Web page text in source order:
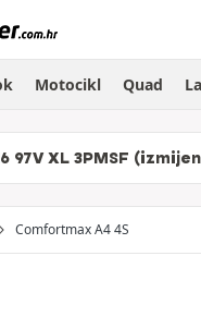
Motocikl Quad
97V XL 3PMSF
Comfortmax A4 4S